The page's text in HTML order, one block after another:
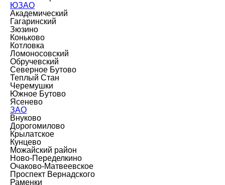
ЮЗАО
Академический
Гагаринский
Зюзино
Коньково
Котловка
Ломоносовский
Обручевский
Северное Бутово
Теплый Стан
Черемушки
Южное Бутово
Ясенево
ЗАО
Внуково
Дорогомилово
Крылатское
Кунцево
Можайский район
Ново-Переделкино
Очаково-Матвеевское
Проспект Вернадского
Раменки